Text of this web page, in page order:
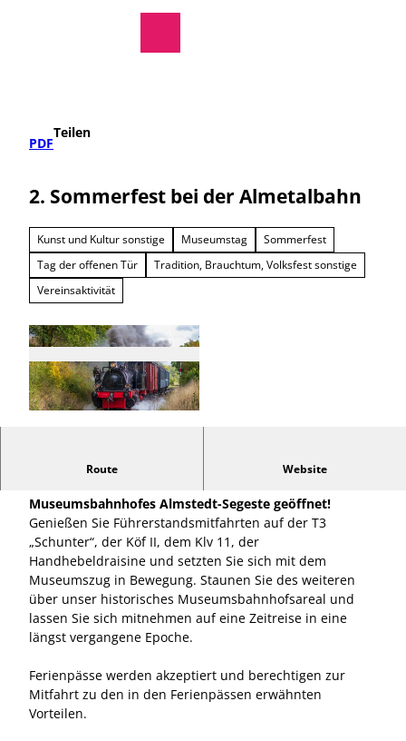
PDF
Teilen
2. Sommerfest bei der Almetalbahn
Kunst und Kultur sonstige Museumstag
Sommerfest
Tag der offenen Tür
Tradition, Brauchtum, Volksfest sonstige
Vereinsaktivität
Route Website
Das Erlebnis-Eisensbahn für Alt & Jung! - Beim zweiten
Museumsbahnhofes Almstedt-Segeste geöffnet!
Genießen Sie Führerstandsmitfahrten auf der T3
„Schunter“, der Köf II, dem Klv 11, der
Handhebeldraisine und setzten Sie sich mit dem
Museumszug in Bewegung. Staunen Sie des weiteren
über unser historisches Museumsbahnhofsareal und
lassen Sie sich mitnehmen auf eine Zeitreise in eine
längst vergangene Epoche.
Ferienpässe werden akzeptiert und berechtigen zur
Mitfahrt zu den in den Ferienpässen erwähnten
Vorteilen.